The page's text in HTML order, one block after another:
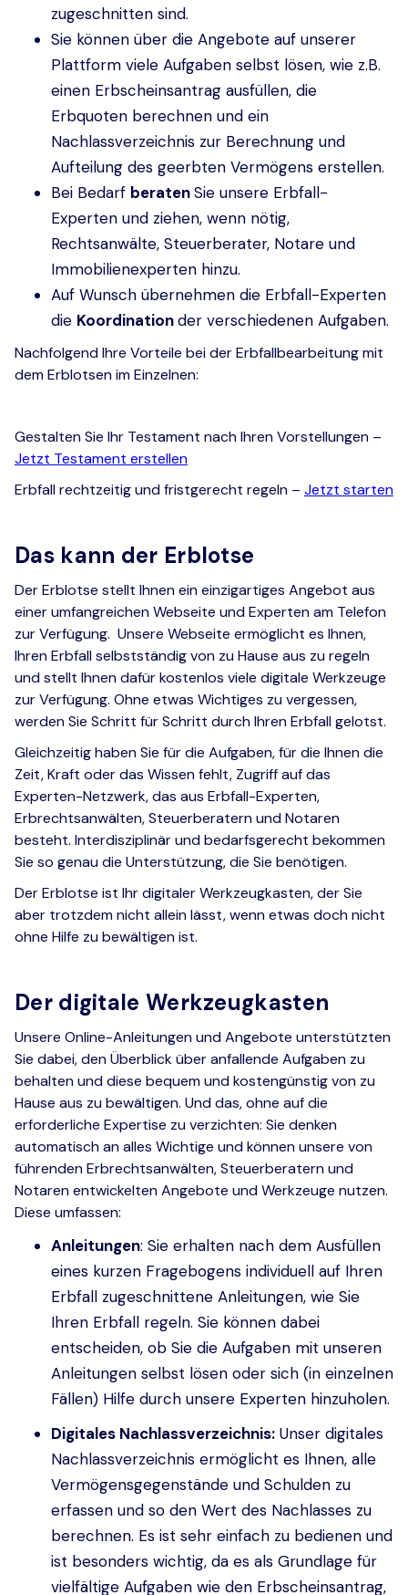
zugeschnitten sind.
Sie können über die Angebote auf unserer
Plattform viele Aufgaben selbst lösen, wie z.B.
einen Erbscheinsantrag ausfüllen, die
Erbquoten berechnen und ein
Nachlassverzeichnis zur Berechnung und
Aufteilung des geerbten Vermögens erstellen.
Bei Bedarf beratenSie unsere Erbfall-
Experten und ziehen, wenn nötig,
Rechtsanwälte, Steuerberater, Notare und
Immobilienexperten hinzu.
Auf Wunsch übernehmen die Erbfall-Experten
die Koordinationder verschiedenen Aufgaben.
Nachfolgend Ihre Vorteile bei der Erbfallbearbeitung mit
dem Erblotsen im Einzelnen:
Gestalten Sie Ihr Testament nach Ihren Vorstellungen –
Jetzt Testament erstellen
Erbfall rechtzeitig und fristgerecht regeln – Jetzt starten
Das kann der Erblotse
Der Erblotse stellt Ihnen ein einzigartiges Angebot aus
einer umfangreichen Webseite und Experten am Telefon
zur Verfügung. Unsere Webseite ermöglicht es Ihnen,
Ihren Erbfall selbstständig von zu Hause aus zu regeln
und stellt Ihnen dafür kostenlos viele digitale Werkzeuge
zur Verfügung. Ohne etwas Wichtiges zu vergessen,
werden Sie Schritt für Schritt durch Ihren Erbfall gelotst.
Gleichzeitig haben Sie für die Aufgaben, für die Ihnen die
Zeit, Kraft oder das Wissen fehlt, Zugriff auf das
Experten-Netzwerk, das aus Erbfall-Experten,
Erbrechtsanwälten, Steuerberatern und Notaren
besteht. Interdisziplinär und bedarfsgerecht bekommen
Sie so genau die Unterstützung, die Sie benötigen.
Der Erblotse ist Ihr digitaler Werkzeugkasten, der Sie
aber trotzdem nicht allein lässt, wenn etwas doch nicht
ohne Hilfe zu bewältigen ist.
Der digitale Werkzeugkasten
Unsere Online-Anleitungen und Angebote unterstützten
Sie dabei, den Überblick über anfallende Aufgaben zu
behalten und diese bequem und kostengünstig von zu
Hause aus zu bewältigen. Und das, ohne auf die
erforderliche Expertise zu verzichten: Sie denken
automatisch an alles Wichtige und können unsere von
führenden Erbrechtsanwälten, Steuerberatern und
Notaren entwickelten Angebote und Werkzeuge nutzen.
Diese umfassen:
Anleitungen: Sie erhalten nach dem Ausfüllen
eines kurzen Fragebogens individuell auf Ihren
Erbfall zugeschnittene Anleitungen, wie Sie
Ihren Erbfall regeln. Sie können dabei
entscheiden, ob Sie die Aufgaben mit unseren
Anleitungen selbst lösen oder sich (in einzelnen
Fällen) Hilfe durch unsere Experten hinzuholen.
Digitales Nachlassverzeichnis: Unser digitales
Nachlassverzeichnis ermöglicht es Ihnen, alle
Vermögensgegenstände und Schulden zu
erfassen und so den Wert des Nachlasses zu
berechnen. Es ist sehr einfach zu bedienen und
ist besonders wichtig, da es als Grundlage für
vielfältige Aufgaben wie den Erbscheinsantrag,